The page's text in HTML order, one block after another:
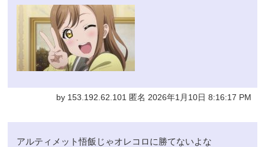
by 153.192.62.101 匿名 2026年1月10日 8:16:17 PM
アルティメット悟飯じゃオレコロに勝てないよな